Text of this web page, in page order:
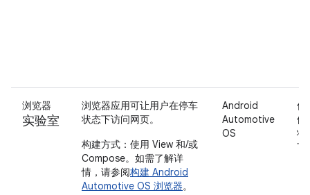
浏览器
实验室
浏览器应用可让用户在停车
状态下访问网页。
构建方式：使用 View 和/或
Compose。如需了解详
情，请参阅构建 Android
Automotive OS 浏览器。
Android
Automotive
OS
仅
停
状
下